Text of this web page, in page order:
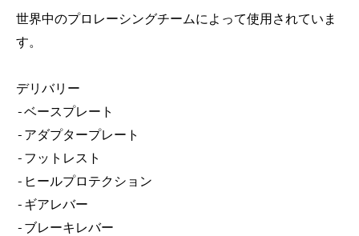
世界中のプロレーシングチームによって使用されていま
す。
デリバリー
-ベースプレート
-アダプタープレート
-フットレスト
-ヒールプロテクション
-ギアレバー
-ブレーキレバー